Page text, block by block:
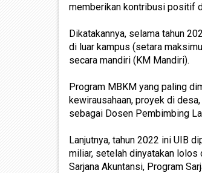
memberikan kontribusi positif
Dikatakannya, selama tahun
di luar kampus (setara
secara mandiri (KM Mandiri).
Program MBKM yang paling
kewirausahaan, proyek di
sebagai Dosen Pembimbing
Lanjutnya, tahun 2022 ini UIB
miliar, setelah dinyatakan
Sarjana Akuntansi, Program